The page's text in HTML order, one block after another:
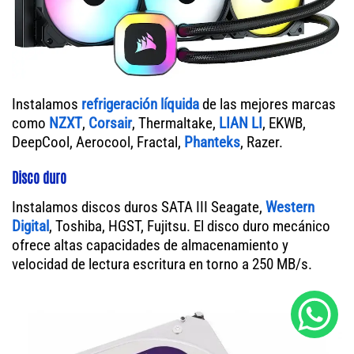
Instalamos refrigeración líquidade las mejores marcas
como NZXT, Corsair, Thermaltake, LIAN LI, EKWB,
DeepCool, Aerocool, Fractal, Phanteks, Razer.
Disco duro
Instalamos discos duros SATA III Seagate, Western
Digital, Toshiba, HGST, Fujitsu. El disco duro mecánico
ofrece altas capacidades de almacenamiento y
velocidad de lectura escritura en torno a 250 MB/s.